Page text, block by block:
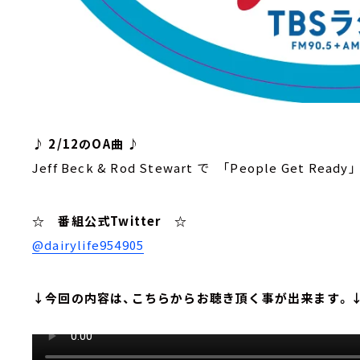
♪ 2/12のOA曲 ♪
Jeff Beck & Rod Stewart で 「People Get Ready」
☆ 番組公式Twitter ☆
@dairylife954905
↓今回の内容は、こちらからお聴き頂く事が出来ます